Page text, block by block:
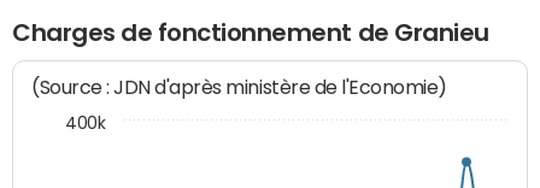
Charges de fonctionnement de Granieu
(Source : JDN d'après ministère de l'Economie)
400k